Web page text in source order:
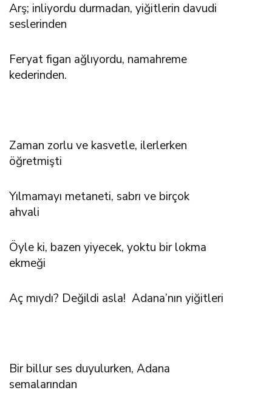
Arş; inliyordu durmadan, yiğitlerin davudi
seslerinden
Feryat figan ağlıyordu, namahreme
kederinden.
Zaman zorlu ve kasvetle, ilerlerken
öğretmişti
Yılmamayı metaneti, sabrı ve birçok
ahvali
Öyle ki, bazen yiyecek, yoktu bir lokma
ekmeği
Aç mıydı? Değildi asla! Adana’nın yiğitleri
Bir billur ses duyulurken, Adana
semalarından